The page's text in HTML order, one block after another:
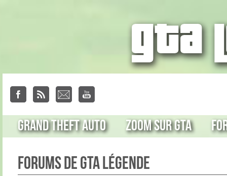
Grand Theft Auto Zoom sur GTA
Forums de GTA Légende